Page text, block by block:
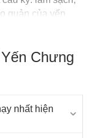
quản của yến
sẵn khá nhiều.
hàng
gian rảnh, luôn
cần phải trải
Điều duy nhất
thức ngay hũ yến
Chưng
nhất hiện